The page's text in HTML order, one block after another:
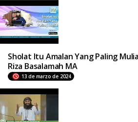
Sholat Itu Amalan Yang Paling
Riza Basalamah MA
13 de marzo de 2024